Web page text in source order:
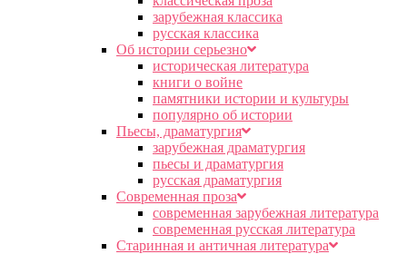
зарубежная классика
русская классика
Об истории серьезно
историческая литература
книги о войне
памятники истории и культуры
популярно об истории
Пьесы, драматургия
зарубежная драматургия
пьесы и драматургия
русская драматургия
Современная проза
современная зарубежная литература
современная русская литература
Старинная и античная литература